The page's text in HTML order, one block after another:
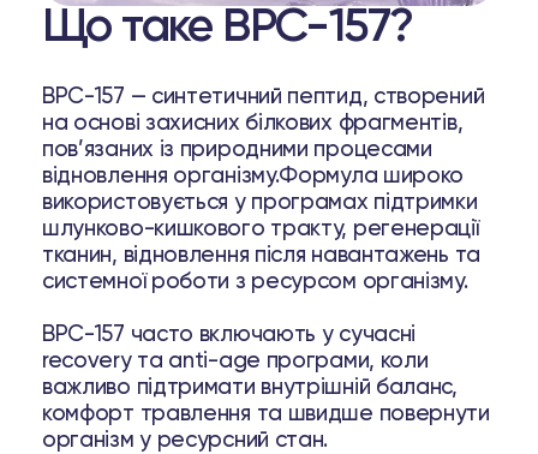
Training
74 Telegram
Що таке BPC-157?
BPC-157 — синтетичний пептид, створений
на основі захисних білкових фрагментів,
пов’язаних із природними процесами
відновлення організму.Формула широко
використовується у програмах підтримки
шлунково-кишкового тракту, регенерації
тканин, відновлення після навантажень та
системної роботи з ресурсом організму.
BPC-157 часто включають у сучасні
recovery та anti-age програми, коли
важливо підтримати внутрішній баланс,
комфорт травлення та швидше повернути
організм у ресурсний стан.